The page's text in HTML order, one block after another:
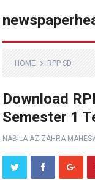
HOME RPP SD
Download
Semester 1
NABILA AZ-ZAHRA